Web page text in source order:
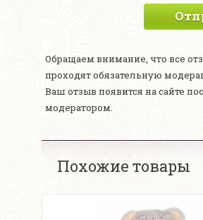
Обращаем внимание, что все
проходят обязательную
Ваш отзыв появится на сайте
модератором.
Похожие товары